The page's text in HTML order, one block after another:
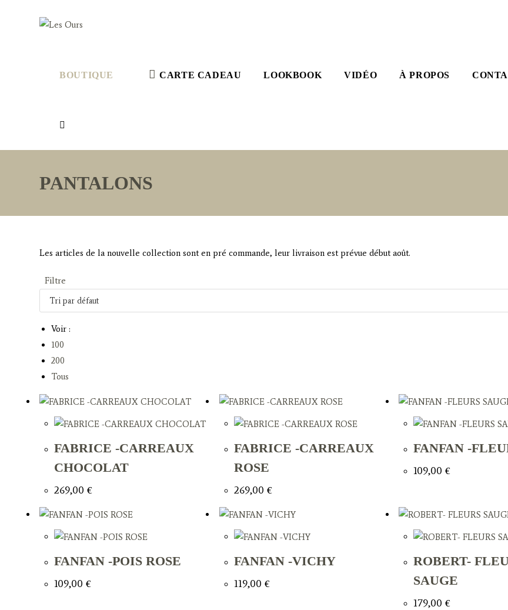
BOUTIQUE CARTE CADEAU LOOKBOOK VIDÉO À PROPOS
WEBSITE
PANTALONS
Les articles de la nouvelle collection sont en pré commande, leur livraison est prévue début août.
Filtre
Voir :
100
200
Tous
FABRICE -CARREAUX
CHOCOLAT
269,00€
FABRICE -CARREAUX
ROSE
269,00 €
FANFAN -
109,00€
FANFAN -POIS ROSE
109,00€
FANFAN -VICHY
119,00 €
ROBERT-
SAUGE
179,00€